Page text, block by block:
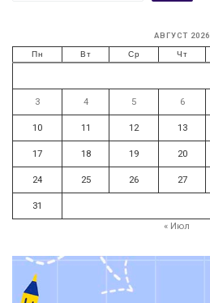
АВГУСТ 2026
Пн Вт Ср Чт
3 4 5 6
10 11 12 13
17 18 19 20
24 25 26 27
31
« Июл